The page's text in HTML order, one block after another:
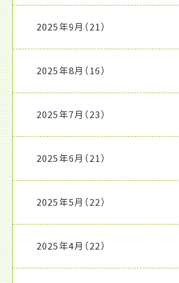
2025年9月 （21）
2025年8月 （16）
2025年7月 （23）
2025年6月 （21）
2025年5月 （22）
2025年4月 （22）